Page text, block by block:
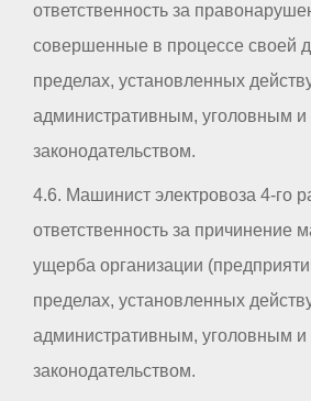
ответственность за
совершенные в процессе своей
пределах, установленных
административным, уголовным и
законодательством.
4.6. Машинист электровоза 4-го
ответственность за причинение
ущерба организации
пределах, установленных
административным, уголовным и
законодательством.